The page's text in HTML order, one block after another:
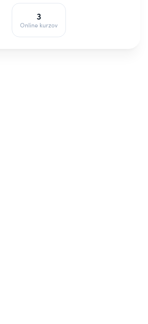
3
Online kurzov